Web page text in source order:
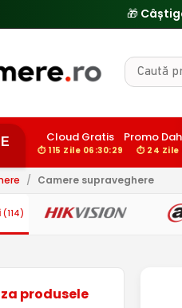
Cloud Gratis
⏱ 115 Zile 06:30:28
Promo
⏱ 24 Zile
/ Camere supraveghere
(114)
produsele